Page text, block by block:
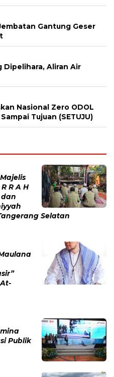
Gantung Geser
Dipelihara, Aliran Air
Nasional Zero ODOL
Tujuan (SETUJU)
R A H
dan
Selatan
Publik